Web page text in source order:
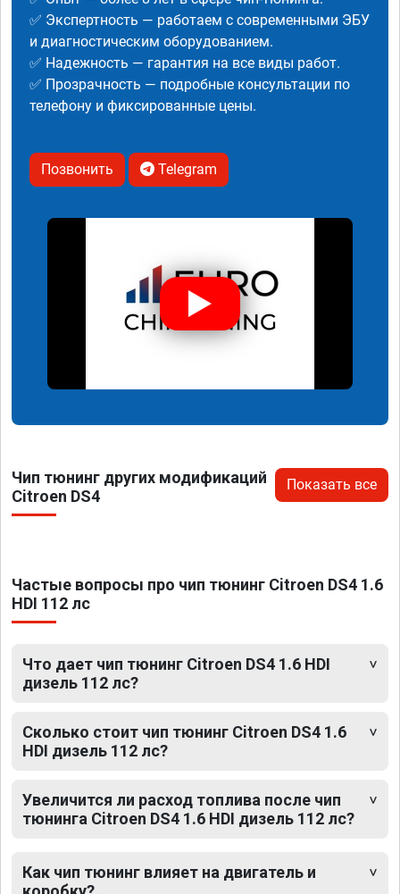
✅ Экспертность — работаем с современными ЭБУ
и диагностическим оборудованием.
✅ Надежность — гарантия на все виды работ.
✅ Прозрачность — подробные консультации по
телефону и фиксированные цены.
Позвонить Telegram
Чип тюнинг других модификаций
Citroen DS4
Показать все
Частые вопросы про чип тюнинг Citroen DS4 1.6
HDI 112 лс
Что дает чип тюнинг Citroen DS4 1.6 HDI
дизель 112 лс?
Сколько стоит чип тюнинг Citroen DS4 1.6
HDI дизель 112 лс?
Увеличится ли расход топлива после чип
тюнинга Citroen DS4 1.6 HDI дизель 112 лс?
Как чип тюнинг влияет на двигатель и